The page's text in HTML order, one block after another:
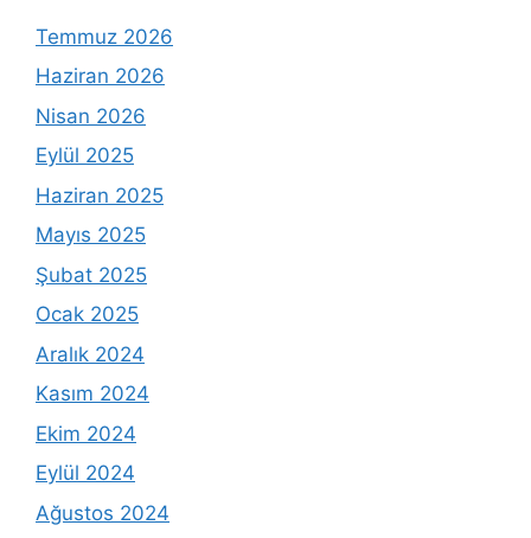
Temmuz 2026
Haziran 2026
Nisan 2026
Eylül 2025
Haziran 2025
Mayıs 2025
Şubat 2025
Ocak 2025
Aralık 2024
Kasım 2024
Ekim 2024
Eylül 2024
Ağustos 2024